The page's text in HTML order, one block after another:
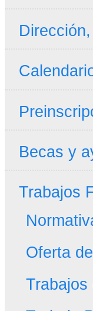
Becas y
Trabajos
Oferta
Trabajos